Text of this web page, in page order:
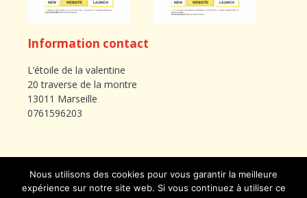
Information contact
L’étoile de la valentine
20 traverse de la montre
13011 Marseille
0761596203
Nous utilisons des cookies pour vous garantir la meilleure
expérience sur notre site web. Si vous continuez à utiliser ce